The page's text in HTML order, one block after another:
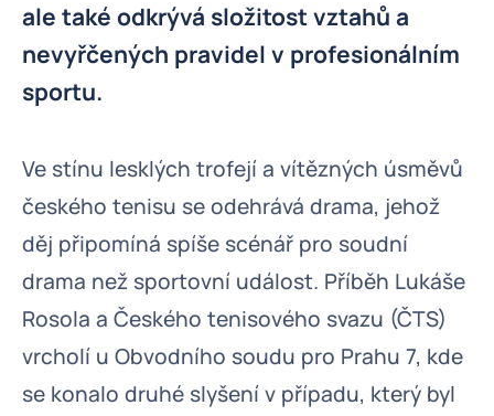
ale také odkrývá složitost vztahů a
nevyřčených pravidel v profesionálním
sportu.
Ve stínu lesklých trofejí a vítězných úsměvů
českého tenisu se odehrává drama, jehož
děj připomíná spíše scénář pro soudní
drama než sportovní událost. Příběh Lukáše
Rosola a Českého tenisového svazu (ČTS)
vrcholí u Obvodního soudu pro Prahu 7, kde
se konalo druhé slyšení v případu, který byl